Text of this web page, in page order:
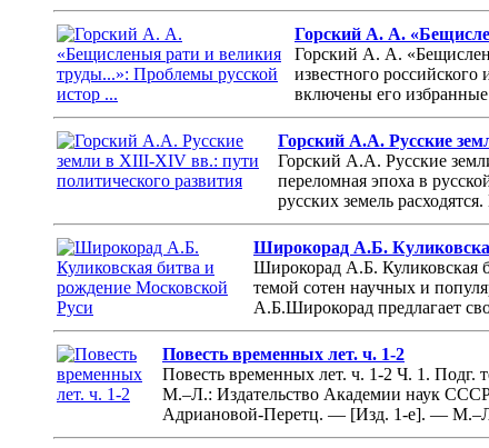
Горский А. А.
Горский А. А.
известного
включены его
Горский А.А. Русские
Горский А.А. Русские
переломная эпоха в
русских земель
Широкорад А.Б.
Широкорад А.Б. Куликовская
темой сотен научных и
А.Б.Широкорад предлагает
Повесть временных лет. ч. 1-2
Повесть временных лет. ч. 1-2 Ч. 1.
М.–Л.: Издательство Академии наук
Адриановой-Перетц. — [Изд. 1-е]. —